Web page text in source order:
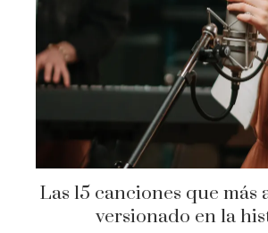
Las 15 canciones que más
versionado en la